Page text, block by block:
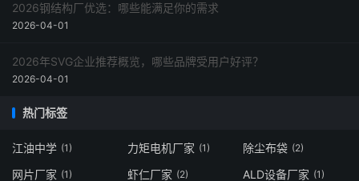
2026钢结构厂优选：哪些能满足你的需求
2026-04-01
2026年SVG企业推荐概览，哪些品牌受用户好评？
2026-04-01
热门标签
江油中学 (1) 力矩电机厂家 (1) 除尘布袋 (2)
网片厂家 (1) 虾仁厂家 (2) ALD设备厂家 (1)